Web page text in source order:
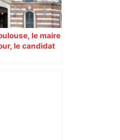
le maire
le candidat